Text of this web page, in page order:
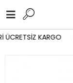
KARGO